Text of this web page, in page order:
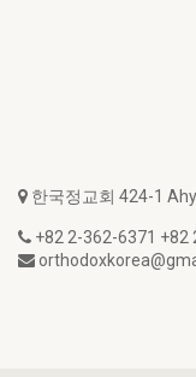
한국정교회 424-1
+82 2-362-6371 +82